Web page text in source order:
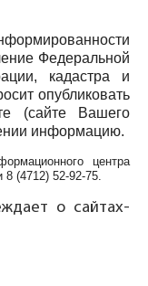
Федеральной
кадастра и
опубликовать
(сайте Вашего
информацию.
центра
8 (4712) 52-92-75.
о сайтах-